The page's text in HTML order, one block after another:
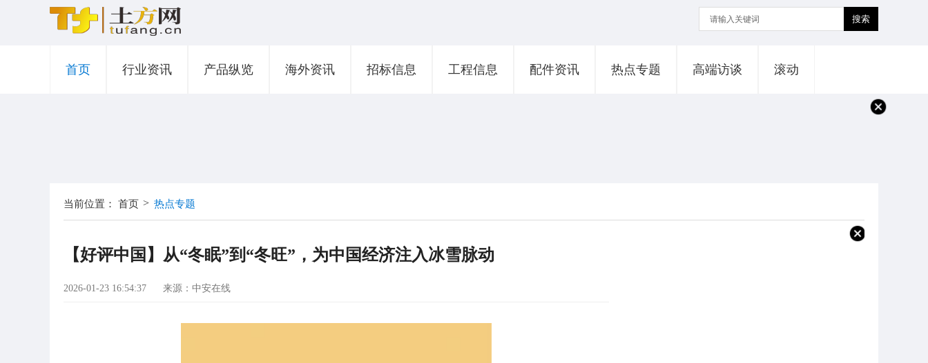
搜索
首页 行业资讯 产品纵览 海外资讯 招标信息 工程信息 配件资讯 热点专题 高端访谈 滚动
当前位置： 首页 > 热点专题
【好评中国】从“冬眠”到“冬旺”，为中国经济注入冰雪脉动
2026-01-23 16:54:37 来源：中安在线